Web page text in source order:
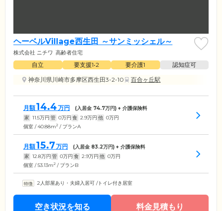
ヘーベルVillage西生田 ～サンミッシェル～
株式会社 ニチワ 高齢者住宅
自立 要支援1•2 要介護1
認知症可
神奈川県川崎市多摩区西生田3-2-10
百合ヶ丘駅
月額14.4 万円 (入居金 74.7万円) + 介護保険料
家 11.5万円 管 0万円 食 2.9万円 他 0万円
個室 / 40.88m2 / プランA
月額15.7万円 (入居金 83.2万円) + 介護保険料
家 12.8万円 管 0万円 食 2.9万円 他 0万円
個室 / 53.13m2 / プランB
2人部屋あり・夫婦入居可 /トイレ付き居室
空き状況を知る 料金見積もり